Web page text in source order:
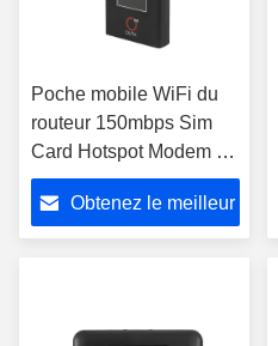
Poche mobile WiFi du
routeur 150mbps Sim
Card Hotspot Modem 4g
LTE d'OLAX MF981 4g
WiFi avec le port
d'antenne
Obtenez le meilleur